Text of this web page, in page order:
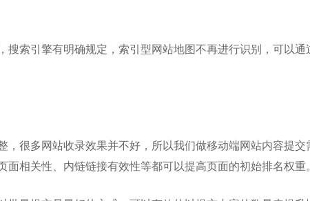
搜索引擎有明确规定，索引型网站地图不再进行识别，可以通
，很多网站收录效果并不好，所以我们做移动端网站内容提交
相关性、内链链接有效性等都可以提高页面的初始排名权重。